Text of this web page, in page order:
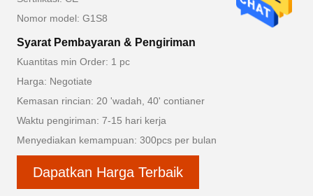
Nomor model: G1S8
Syarat Pembayaran & Pengiriman
Kuantitas min Order: 1 pc
Harga: Negotiate
Kemasan rincian: 20 'wadah, 40' contianer
Waktu pengiriman: 7-15 hari kerja
Menyediakan kemampuan: 300pcs per bulan
Dapatkan Harga Terbaik